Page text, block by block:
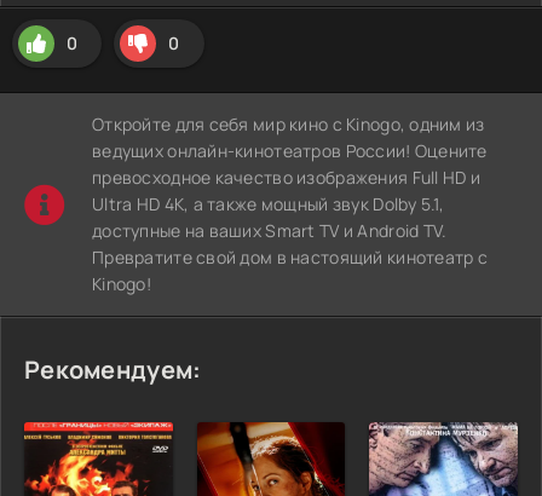
0 0
Откройте для себя мир кино с Kinogo, одним из
ведущих онлайн-кинотеатров России! Оцените
превосходное качество изображения Full HD и
Ultra HD 4K, а также мощный звук Dolby 5.1,
доступные на ваших Smart TV и Android TV.
Превратите свой дом в настоящий кинотеатр с
Kinogo!
Рекомендуем: